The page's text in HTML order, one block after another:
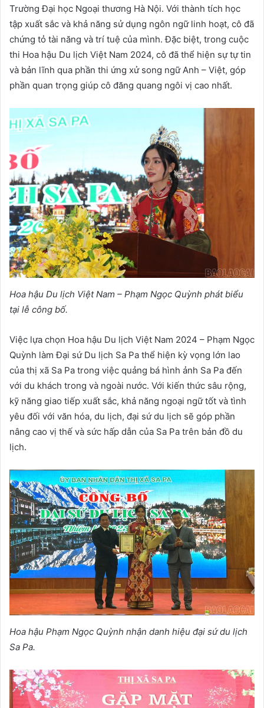
Trường Đại học Ngoại thương Hà Nội. Với thành tích học
tập xuất sắc và khả năng sử dụng ngôn ngữ linh hoạt, cô đã
chứng tỏ tài năng và trí tuệ của mình. Đặc biệt, trong cuộc
thi Hoa hậu Du lịch Việt Nam 2024, cô đã thể hiện sự tự tin
và bản lĩnh qua phần thi ứng xử song ngữ Anh – Việt, góp
phần quan trọng giúp cô đăng quang ngôi vị cao nhất.
Hoa hậu Du lịch Việt Nam – Phạm Ngọc Quỳnh phát biểu
tại lễ công bố.
Việc lựa chọn Hoa hậu Du lịch Việt Nam 2024 – Phạm Ngọc
Quỳnh làm Đại sứ Du lịch Sa Pa thể hiện kỳ vọng lớn lao
của thị xã Sa Pa trong việc quảng bá hình ảnh Sa Pa đến
với du khách trong và ngoài nước. Với kiến thức sâu rộng,
kỹ năng giao tiếp xuất sắc, khả năng ngoại ngữ tốt và tình
yêu đối với văn hóa, du lịch, đại sứ du lịch sẽ góp phần
nâng cao vị thế và sức hấp dẫn của Sa Pa trên bản đồ du
lịch.
Hoa hậu Phạm Ngọc Quỳnh nhận danh hiệu đại sứ du lịch
Sa Pa.